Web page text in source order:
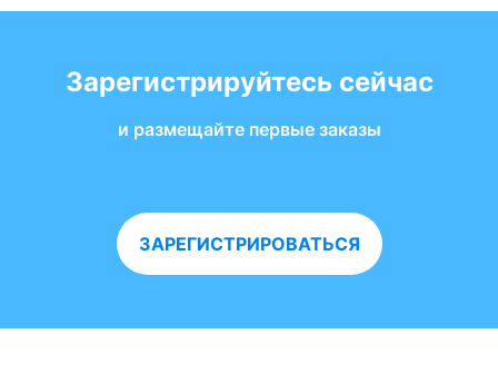
Зарегистрируйтесь сейчас
и размещайте первые заказы
ЗAРЕГИСТРИРОВАТЬСЯ